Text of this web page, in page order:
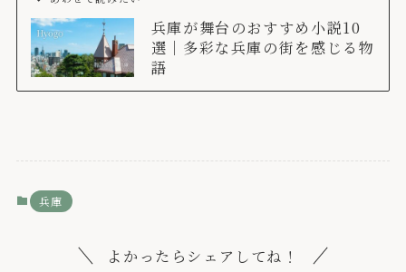
兵庫が舞台のおすすめ小説10
選｜多彩な兵庫の街を感じる物
語
兵庫
よかったらシェアしてね！